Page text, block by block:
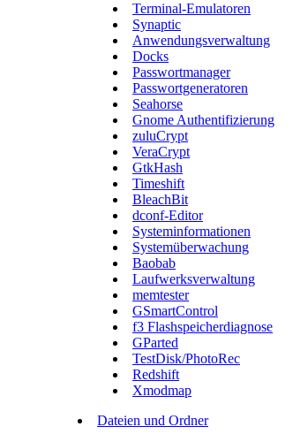
Terminal-Emulatoren
Synaptic
Anwendungsverwaltung
Docks
Passwortmanager
Passwortgeneratoren
Seahorse
Gnome Authentifizierung
zuluCrypt
VeraCrypt
GtkHash
Timeshift
BleachBit
dconf-Editor
Systeminformationen
Systemüberwachung
Baobab
Laufwerksverwaltung
memtester
GSmartControl
f3 Flashspeicherdiagnose
GParted
TestDisk/PhotoRec
Redshift
Xmodmap
Dateien und Ordner